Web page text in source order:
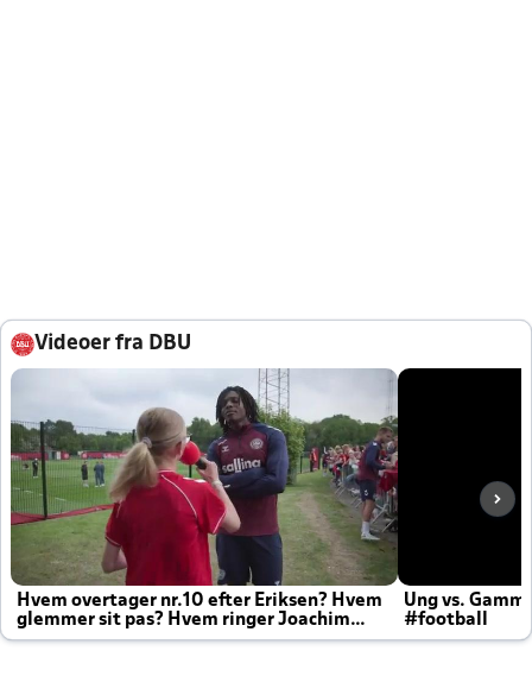
Videoer fra DBU
Hvem overtager nr.10 efter Eriksen? Hvem
glemmer sit pas? Hvem ringer Joachim
altid til efter kampe?
Ung vs.
#football